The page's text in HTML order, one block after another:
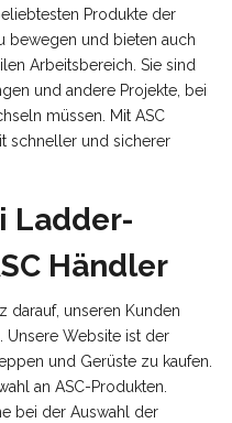
Produkte der
bewegen und bieten auch
Arbeitsbereich. Sie sind
und andere Projekte, bei
müssen. Mit ASC
schneller und sicherer
Ladder-
Händler
darauf, unseren Kunden
Unsere Website ist der
und Gerüste zu kaufen.
an ASC-Produkten.
bei der Auswahl der